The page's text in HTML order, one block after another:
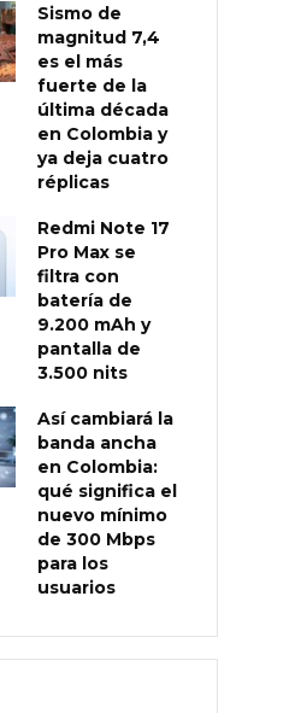
Sismo de
magnitud 7,4
es el más
fuerte de la
última década
en Colombia y
ya deja cuatro
réplicas
Redmi Note 17
Pro Max se
filtra con
batería de
9.200 mAh y
pantalla de
3.500 nits
Así cambiará la
banda ancha
en Colombia:
qué significa el
nuevo mínimo
de 300 Mbps
para los
usuarios